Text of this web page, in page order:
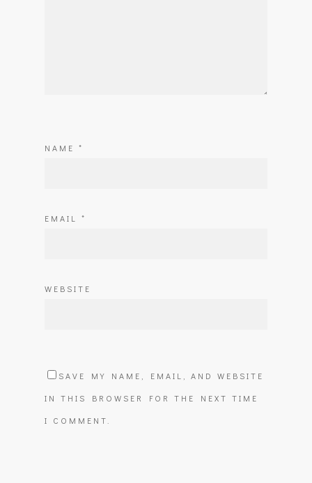
NAME *
EMAIL *
WEBSITE
SAVE MY NAME, EMAIL, AND WEBSITE
IN THIS BROWSER FOR THE NEXT TIME
I COMMENT.